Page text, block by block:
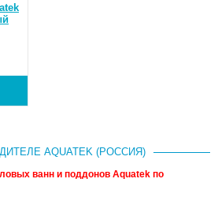
AQUATEK (РОССИЯ)
ванн и поддонов Aquatek по